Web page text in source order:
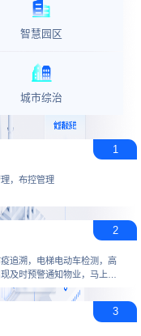
智慧园区
城市综治
1
，布控管理
2
追溯，电梯电动车检测，高
及时预警通知物业，马上去
3